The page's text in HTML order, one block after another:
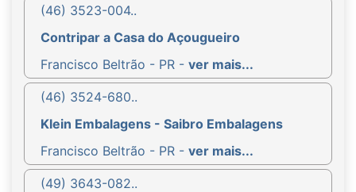
(46) 3523-004..
Contripar a Casa do Açougueiro
Francisco Beltrão - PR - ver mais...
(46) 3524-680..
Klein Embalagens - Saibro Embalagens
Francisco Beltrão - PR - ver mais...
(49) 3643-082..